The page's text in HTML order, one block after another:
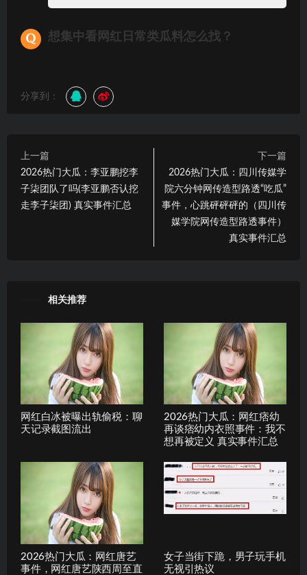
想集中看网红日常类瓜料怎么找？
分享到：
上一篇
2026热门大瓜：李亚鹏挖李
子柒团队了吗(李亚鹏否认挖
走李子柒团) 真实事件汇总
下一篇
2026热门大瓜：四川传媒学
院六分钟网传造型路透“吃瓜”
事件，心跳砰砰砰的（四川传
媒学院网传造型路透事件）
真实事件汇总
相关推荐
网红白冰被曝出轨偷税：聊
天记录截图流出
2026热门大瓜：网红痞幼
再谈痞幼内衣照事件：我不
想再被定义 真实事件汇总
2026热门大瓜：网红唐艺
事件，网红唐艺陕西周至直
女子当街下跪，男子玩手机
无视引热议